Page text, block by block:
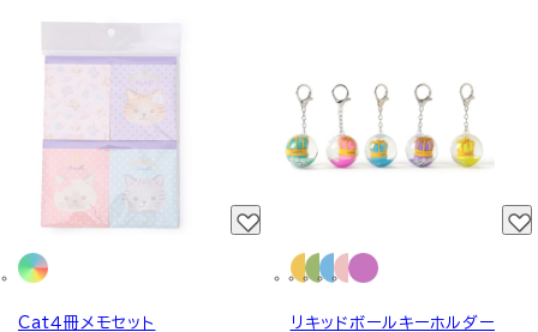
Cat４冊メモセット リキッドボールキーホルダー